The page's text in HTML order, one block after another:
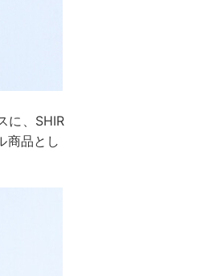
に、SHIR
商品とし